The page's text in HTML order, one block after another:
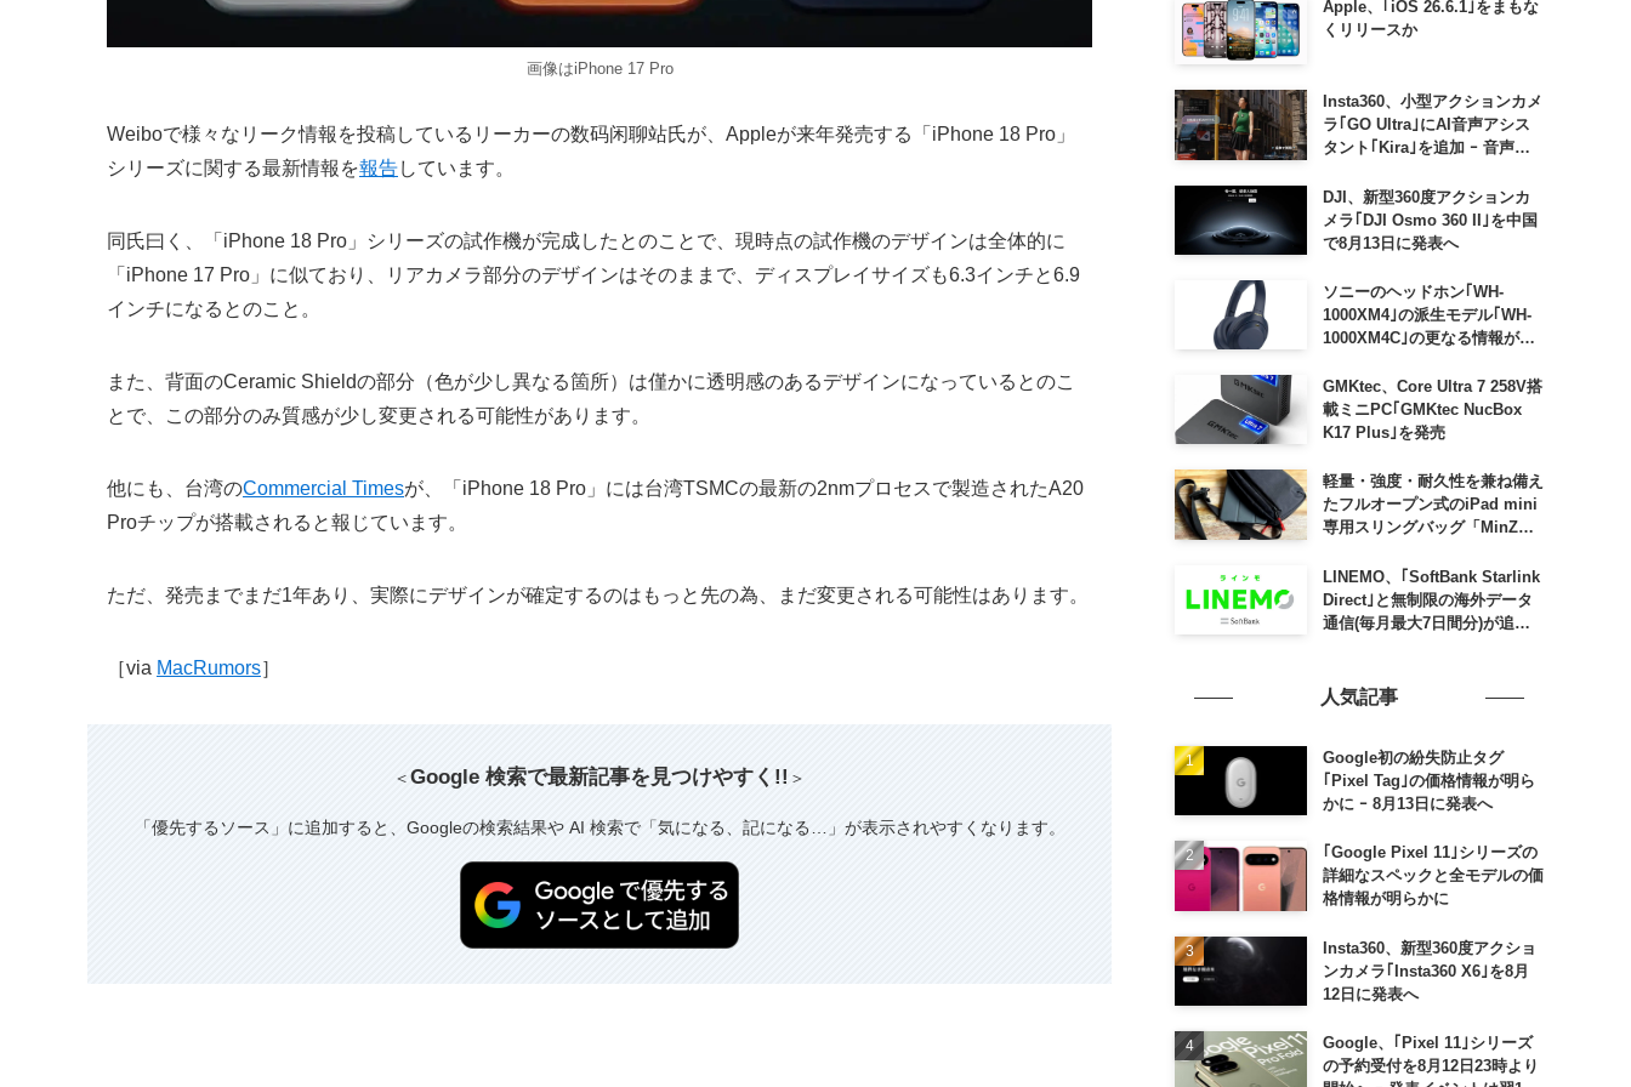
画像はiPhone 17 Pro
Weiboで様々なリーク情報を投稿しているリーカーの数码闲聊站氏が、Appleが来年発売する「iPhone 18 Pro」
シリーズに関する最新情報を報告しています。
同氏曰く、「iPhone 18 Pro」シリーズの試作機が完成したとのことで、現時点の試作機のデザインは全体的に
「iPhone 17 Pro」に似ており、リアカメラ部分のデザインはそのままで、ディスプレイサイズも6.3インチと6.9
インチになるとのこと。
また、背面のCeramic Shieldの部分（色が少し異なる箇所）は僅かに透明感のあるデザインになっているとのこ
とで、この部分のみ質感が少し変更される可能性があります。
他にも、台湾のCommercial Timesが、「iPhone 18 Pro」には台湾TSMCの最新の2nmプロセスで製造されたA20
Proチップが搭載されると報じています。
ただ、発売までまだ1年あり、実際にデザインが確定するのはもっと先の為、まだ変更される可能性はあります。
［via MacRumors］
＜Google 検索で最新記事を見つけやすく!! ＞
「優先するソース」に追加すると、Googleの検索結果や AI 検索で「気になる、記になる…」が表示されやすくなります。
Apple、｢iOS 26.6.1｣をまもな
くリリースか
Insta360、小型アクションカメ
ラ｢GO Ultra｣にAI音声アシス
タント｢Kira｣を追加 ｰ 音声で
などが利用可能に
DJI、新型360度アクションカ
メラ｢DJI Osmo 360 II｣を中国
で8月13日に発表へ
ソニーのヘッドホン｢WH-
1000XM4｣の派生モデル｢WH-
1000XM4C｣の更なる情報が明
GMKtec、Core Ultra 7 258V搭
載ミニPC｢GMKtec NucBox
K17 Plus｣を発売
軽量・強度・耐久性を兼ね備え
たフルオープン式のiPad mini
専用スリングバッグ「MinZ
発売
LINEMO、｢SoftBank Starlink
Direct｣と無制限の海外データ
通信(毎月最大7日間分)が追加
人気記事
Google初の紛失防止タグ
｢Pixel Tag｣の価格情報が明ら
かに ｰ 8月13日に発表へ
｢Google Pixel 11｣シリーズの
詳細なスペックと全モデルの価
格情報が明らかに
Insta360、新型360度アクショ
ンカメラ｢Insta360 X6｣を8月
12日に発表へ
Google、｢Pixel 11｣シリーズ
の予約受付を8月12日23時より